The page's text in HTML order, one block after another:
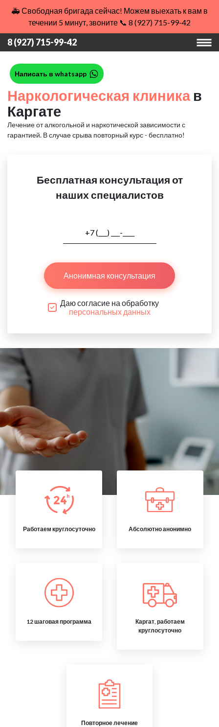
🚑 Свободная бригада сейчас! Можем выехать к вам в
течении 5 минут, звоните 📞 8 (927) 715-99-42
8 (927) 715-99-42
Написать в whatsapp
Наркологическая клиникав
Каргате
Лечение от алкогольной и наркотической зависимости с
гарантией. В случае срыва повторный курс - бесплатно!
Бесплатная консультация от
наших специалистов
Анонимная консультация
Даю согласие на обработку
персональных данных
Работаем круглосуточно Абсолютно анонимно
12 шаговая программа
Каргат, работаем
круглосуточно
Повторное лечение